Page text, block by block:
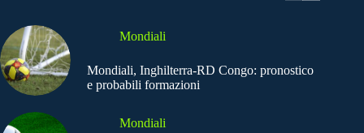
Mondiali
Mondiali, Inghilterra-RD Congo: pronostico
e probabili formazioni
Mondiali